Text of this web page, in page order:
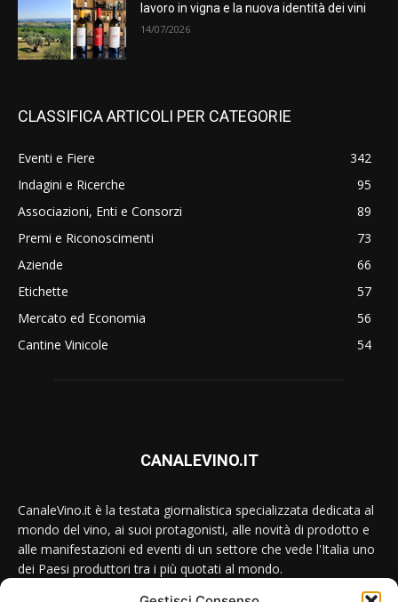
lavoro in vigna e la nuova identità dei vini
14/07/2026
CLASSIFICA ARTICOLI PER CATEGORIE
Eventi e Fiere
342
Indagini e Ricerche
95
Associazioni, Enti e Consorzi
89
Premi e Riconoscimenti
73
Aziende
66
Etichette
57
Mercato ed Economia
56
Cantine Vinicole
54
CANALEVINO.IT
CanaleVino.it è la testata giornalistica specializzata dedicata al
mondo del vino, ai suoi protagonisti, alle novità di prodotto e
alle manifestazioni ed eventi di un settore che vede l'Italia uno
dei Paesi produttori tra i più quotati al mondo.